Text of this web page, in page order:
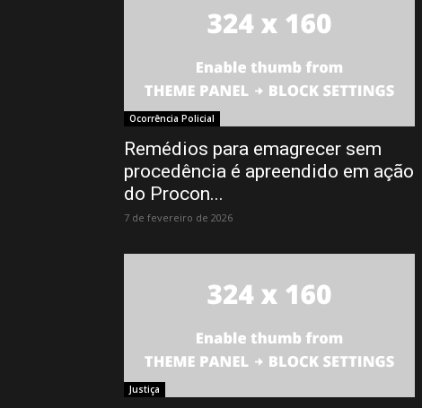
Ocorrência Policial
Remédios para emagrecer sem
procedência é apreendido em ação
do Procon...
7 de fevereiro de 2026
Justiça